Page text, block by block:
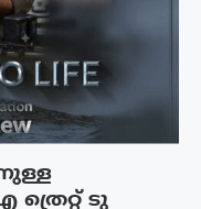
ത്രെറ്റ് ടു